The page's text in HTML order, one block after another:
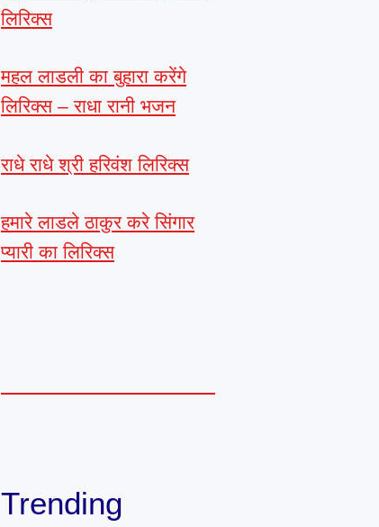
लिरिक्स
महल लाडली का बुहारा करेंगे
लिरिक्स – राधा रानी भजन
राधे राधे श्री हरिवंश लिरिक्स
हमारे लाडले ठाकुर करे सिंगार
प्यारी का लिरिक्स
Trending